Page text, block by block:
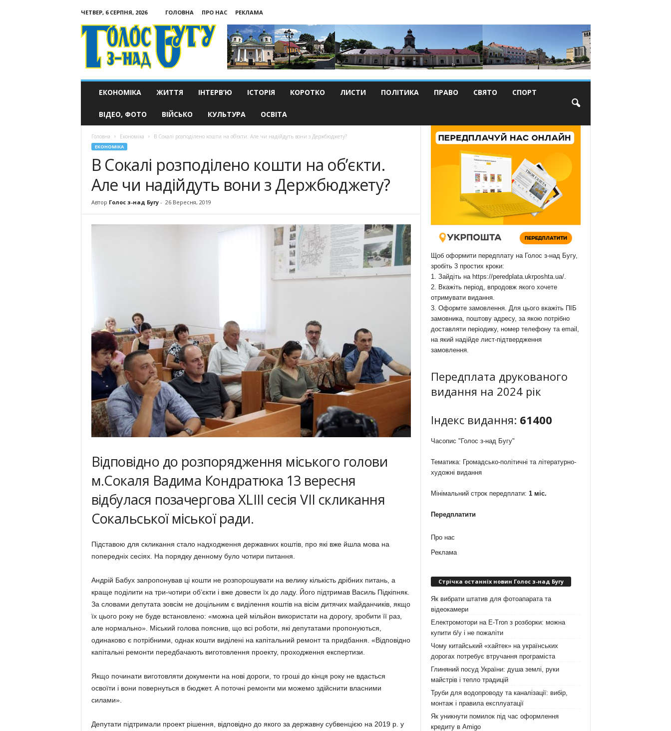
ЧЕТВЕР, 6 СЕРПНЯ, 2026 ГОЛОВНА ПРО НАС
РЕКЛАМА
Голос
з-
ЕКОНОМІКА ЖИТТЯ ІНТЕРВ’Ю ІСТОРІЯ КОРОТКО ЛИСТИ ПОЛІТИКА ПРАВО СВЯТО СПОРТ
ВІДЕО, ФОТО ВІЙСЬКО КУЛЬТУРА ОСВІТА
Головна Економіка В Сокалі розподілено кошти на об’єкти. Але чи надійдуть вони з Держбюджету?
ЕКОНОМІКА
В Сокалі розподілено кошти на об’єкти.
Але чи надійдуть вони з Держбюджету?
Автор Голос з-над Бугу- 26 Вересня, 2019
Відповідно до розпорядження міського голови
м.Сокаля Вадима Кондратюка 13 вересня
відбулася позачергова XLIII сесія VII скликання
Сокальської міської ради.
Підставою для скликання стало надходження державних коштів, про які вже йшла мова на
попередніх сесіях. На порядку денному було чотири питання.
Андрій Бабух запропонував ці кошти не розпорошувати на велику кількість дрібних питань, а
краще поділити на три-чотири об’єкти і вже довести їх до ладу. Його підтримав Василь Підкіпняк.
За словами депутата зовсім не доцільним є виділення коштів на вісім дитячих майданчиків, якщо
їх цього року не буде встановлено: «можна цей мільйон використати на дорогу, зробити її раз,
але нормально». Міський голова пояснив, що всі роботи, які депутатами пропонуються,
одинаково є потрібними, однак кошти виділені на капітальний ремонт та придбання. «Відповідно
капітальні ремонти передбачають виготовлення проекту, проходження експертизи.
Якщо починати виготовляти документи на нові дороги, то гроші до кінця року не вдасться
освоїти і вони повернуться в бюджет. А поточні ремонти ми можемо здійснити власними
силами».
Депутати підтримали проект рішення, відповідно до якого за державну субвенцією на 2019 р. у
Щоб оформити передплату на Голос з-над Бугу,
зробіть 3 простих кроки:
1. Зайдіть на https://peredplata.ukrposhta.ua/.
2. Вкажіть період, впродовж якого хочете
отримувати видання.
3. Оформте замовлення. Для цього вкажіть ПІБ
замовника, поштову адресу, за якою потрібно
доставляти періодику, номер телефону та email,
на який надійде лист-підтвердження
замовлення.
Передплата друкованого
видання на 2024 рік
Індекс видання: 61400
Часопис "Голос з-над Бугу"
Тематика: Громадсько-політичні та літературно-
художні видання
Мінімальний строк передплати: 1 міс.
Передплатити
Про нас
Реклама
Стрічка останніх новин Голос з-над Бугу
Як вибрати штатив для фотоапарата та
відеокамери
Електромотори на E-Tron з розборки: можна
купити б/у і не пожаліти
Чому китайський «хайтек» на українських
дорогах потребує втручання програміста
Глиняний посуд України: душа землі, руки
майстрів і тепло традицій
Труби для водопроводу та каналізації: вибір,
монтаж і правила експлуатації
Як уникнути помилок під час оформлення
кредиту в Amigo